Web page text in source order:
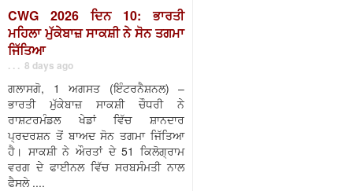
CWG 2026 ਦਿਨ 10: ਭਾਰਤੀ
ਮਹਿਲਾ ਮੁੱਕੇਬਾਜ਼ ਸਾਕਸ਼ੀ ਨੇ ਸੋਨ ਤਗਮਾ
ਜਿੱਤਿਆ
. . . 8 days ago
ਗਲਾਸਗੋ, 1 ਅਗਸਤ (ਇੰਟਰਨੈਸ਼ਨਲ) –
ਭਾਰਤੀ ਮੁੱਕੇਬਾਜ਼ ਸਾਕਸ਼ੀ ਚੌਧਰੀ ਨੇ
ਰਾਸ਼ਟਰਮੰਡਲ ਖੇਡਾਂ ਵਿੱਚ ਸ਼ਾਨਦਾਰ
ਪ੍ਰਦਰਸ਼ਨ ਤੋਂ ਬਾਅਦ ਸੋਨ ਤਗਮਾ ਜਿੱਤਿਆ
ਹੈ। ਸਾਕਸ਼ੀ ਨੇ ਔਰਤਾਂ ਦੇ 51 ਕਿਲੋਗ੍ਰਾਮ
ਵਰਗ ਦੇ ਫਾਈਨਲ ਵਿੱਚ ਸਰਬਸੰਮਤੀ ਨਾਲ
ਫੈਸਲੇ ....